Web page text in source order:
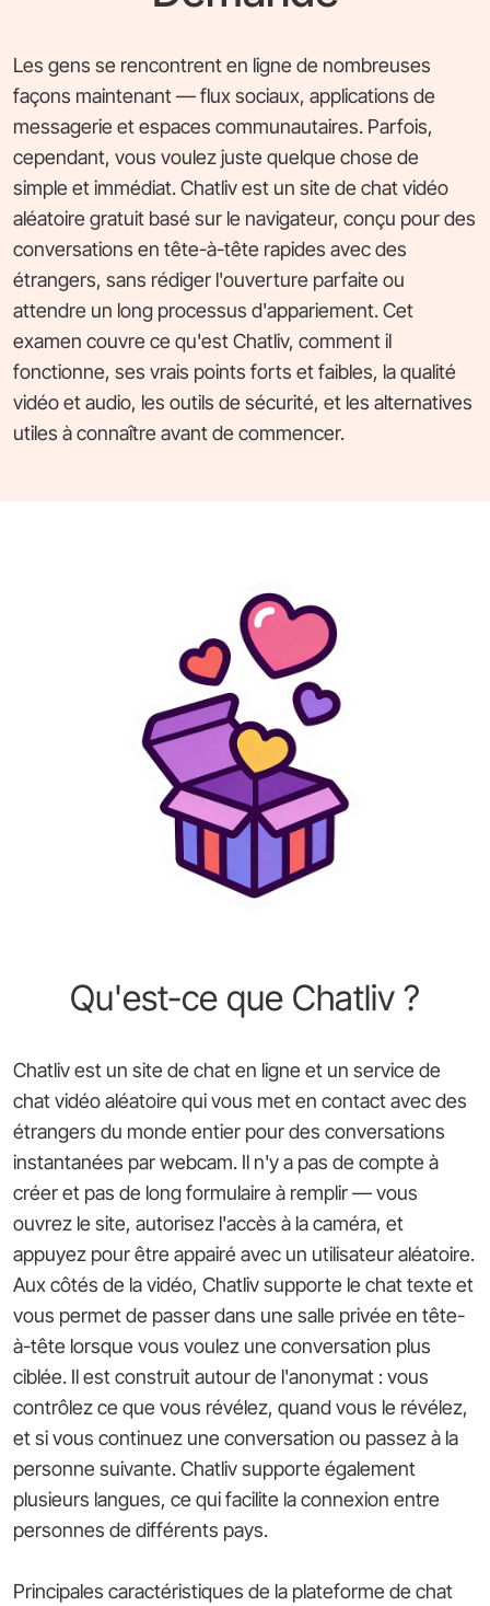
Les gens se rencontrent en ligne de nombreuses
façons maintenant — flux sociaux, applications de
messagerie et espaces communautaires. Parfois,
cependant, vous voulez juste quelque chose de
simple et immédiat. Chatliv est un site de chat vidéo
aléatoire gratuit basé sur le navigateur, conçu pour des
conversations en tête-à-tête rapides avec des
étrangers, sans rédiger l'ouverture parfaite ou
attendre un long processus d'appariement. Cet
examen couvre ce qu'est Chatliv, comment il
fonctionne, ses vrais points forts et faibles, la qualité
vidéo et audio, les outils de sécurité, et les alternatives
utiles à connaître avant de commencer.
Qu'est-ce que Chatliv ?
Chatliv est un site de chat en ligne et un service de
chat vidéo aléatoire qui vous met en contact avec des
étrangers du monde entier pour des conversations
instantanées par webcam. Il n'y a pas de compte à
créer et pas de long formulaire à remplir — vous
ouvrez le site, autorisez l'accès à la caméra, et
appuyez pour être appairé avec un utilisateur aléatoire.
Aux côtés de la vidéo, Chatliv supporte le chat texte et
vous permet de passer dans une salle privée en tête-
à-tête lorsque vous voulez une conversation plus
ciblée. Il est construit autour de l'anonymat : vous
contrôlez ce que vous révélez, quand vous le révélez,
et si vous continuez une conversation ou passez à la
personne suivante. Chatliv supporte également
plusieurs langues, ce qui facilite la connexion entre
personnes de différents pays.
Principales caractéristiques de la plateforme de chat